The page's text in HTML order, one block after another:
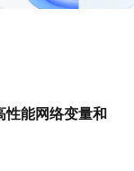
性能网络变量和